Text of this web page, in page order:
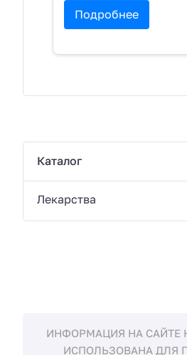
Подробнее
Каталог
Лекарства
ИНФОРМАЦИЯ НА САЙТЕ
ИСПОЛЬЗОВАНА ДЛЯ